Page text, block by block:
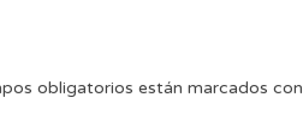
obligatorios están marcados con